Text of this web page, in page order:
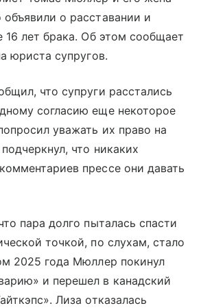
о расставании и
16 лет брака. Об этом сообщает
юриста супругов.
что супруги расстались
согласию еще некоторое
уважать их право на
что никаких
прессе они давать
пара долго пыталась спасти
точкой, по слухам, стало
2025 года Мюллер покинул
и перешел в канадский
Лиза отказалась